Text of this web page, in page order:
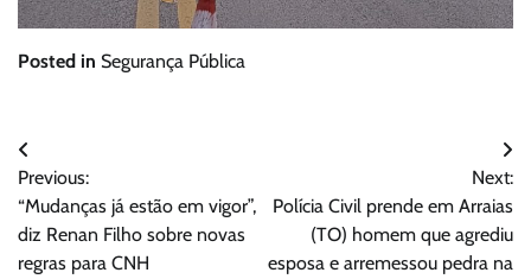
Posted in Segurança Pública
Navegação
de
Post
Previous:
“Mudanças já estão em vigor”,
diz Renan Filho sobre novas
regras para CNH
Next:
Polícia Civil prende em Arraias
(TO) homem que agrediu
esposa e arremessou pedra na